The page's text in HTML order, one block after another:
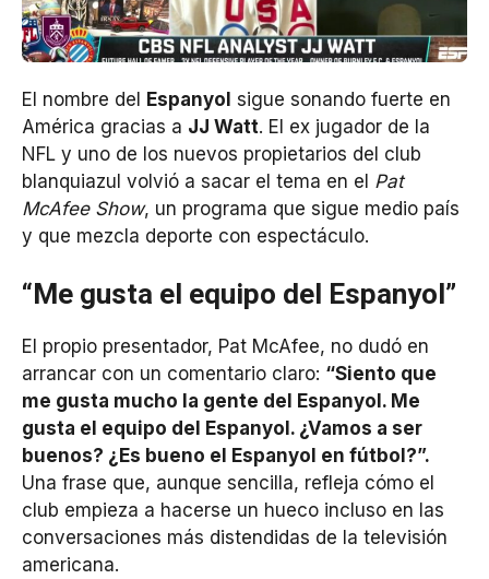
El nombre del Espanyol sigue sonando fuerte en
América gracias a JJ Watt. El ex jugador de la
NFL y uno de los nuevos propietarios del club
blanquiazul volvió a sacar el tema en el Pat
McAfee Show, un programa que sigue medio país
y que mezcla deporte con espectáculo.
“Me gusta el equipo del Espanyol”
El propio presentador, Pat McAfee, no dudó en
arrancar con un comentario claro: “Siento que
me gusta mucho la gente del Espanyol. Me
gusta el equipo del Espanyol. ¿Vamos a ser
buenos? ¿Es bueno el Espanyol en fútbol?”.
Una frase que, aunque sencilla, refleja cómo el
club empieza a hacerse un hueco incluso en las
conversaciones más distendidas de la televisión
americana.